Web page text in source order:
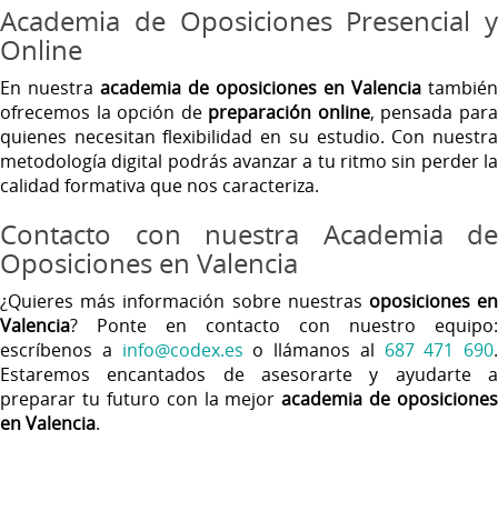
Academia de Oposiciones Presencial y
Online
En nuestra academia de oposiciones en Valencia también
ofrecemos la opción de preparación online, pensada para
quienes necesitan flexibilidad en su estudio. Con nuestra
metodología digital podrás avanzar a tu ritmo sin perder la
calidad formativa que nos caracteriza.
Contacto con nuestra Academia de
Oposiciones en Valencia
¿Quieres más información sobre nuestras oposiciones en
Valencia? Ponte en contacto con nuestro equipo:
escríbenos a info@codex.es o llámanos al 687 471 690.
Estaremos encantados de asesorarte y ayudarte a
preparar tu futuro con la mejoracademia de oposiciones
en Valencia.